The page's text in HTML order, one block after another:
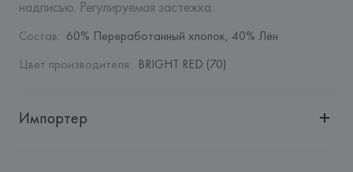
надписью. Регулируемая застежка.
Состав: 60% Переработанный хлопок, 40% Лён
Цвет производителя: BRIGHT RED (70)
Импортер